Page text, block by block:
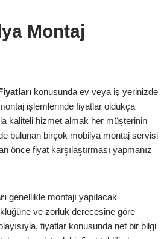
Montaj
konusunda ev veya iş yerinizde
işlemlerinde fiyatlar oldukça
kaliteli hizmet almak her müşterinin
bulunan birçok mobilya montaj servisi
önce fiyat karşılaştırması yapmanız
genellikle montajı yapılacak
ve zorluk derecesine göre
fiyatlar konusunda net bir bilgi